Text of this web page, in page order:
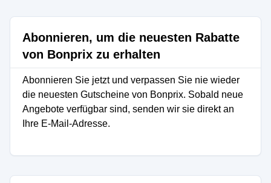
Abonnieren, um die neuesten Rabatte
von Bonprix zu erhalten
Abonnieren Sie jetzt und verpassen Sie nie wieder
die neuesten Gutscheine von Bonprix. Sobald neue
Angebote verfügbar sind, senden wir sie direkt an
Ihre E-Mail-Adresse.